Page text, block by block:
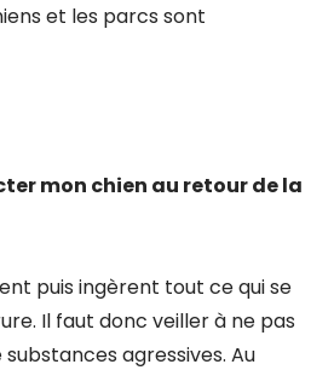
et les parcs sont
mon chien au retour de la
puis ingèrent tout ce qui se
Il faut donc veiller à ne pas
agressives. Au